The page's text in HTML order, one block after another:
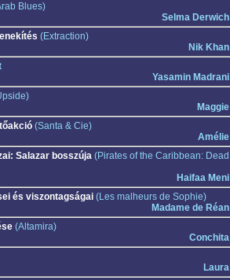
Blues)
Selma Derwich
(Extraction)
Nik Khan
Yasamin Madrani
Maggie
(Santa & Cie)
Amélie
Salazar bosszúja(Pirates of the Caribbean: Dead
Haifaa Meni
és viszontagságai(Les malheurs de Sophie)
Madame de Réan
(Altamira)
Conchita
Laura